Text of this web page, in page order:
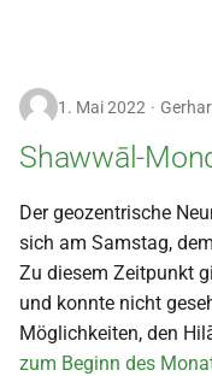
1. Mai 2022
Shawwāl-
Der geozentrische
sich am Samstag,
Zu diesem Zeitpunkt
und konnte nicht
Möglichkeiten, den
zum Beginn des